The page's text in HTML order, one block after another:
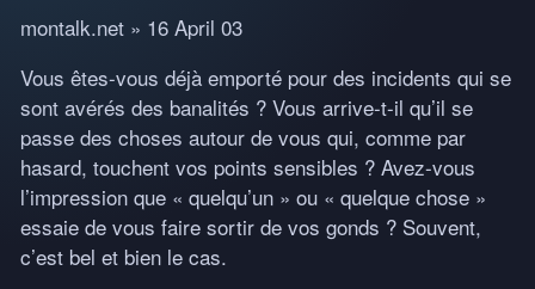
montalk.net » 16 April 03
Vous êtes-vous déjà emporté pour des incidents qui se
sont avérés des banalités ? Vous arrive-t-il qu’il se
passe des choses autour de vous qui, comme par
hasard, touchent vos points sensibles ? Avez-vous
l’impression que « quelqu’un » ou « quelque chose »
essaie de vous faire sortir de vos gonds ? Souvent,
c’est bel et bien le cas.